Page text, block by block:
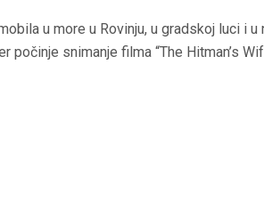
u more u Rovinju, u gradskoj luci i u
snimanje filma “The Hitman’s